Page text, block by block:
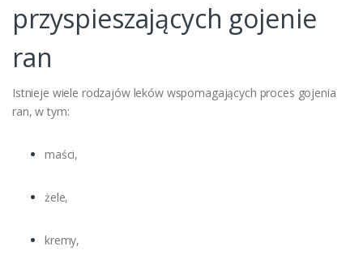
przyspieszających gojenie
ran
Istnieje wiele rodzajów leków wspomagających proces gojenia
ran, w tym:
maści,
żele,
kremy,